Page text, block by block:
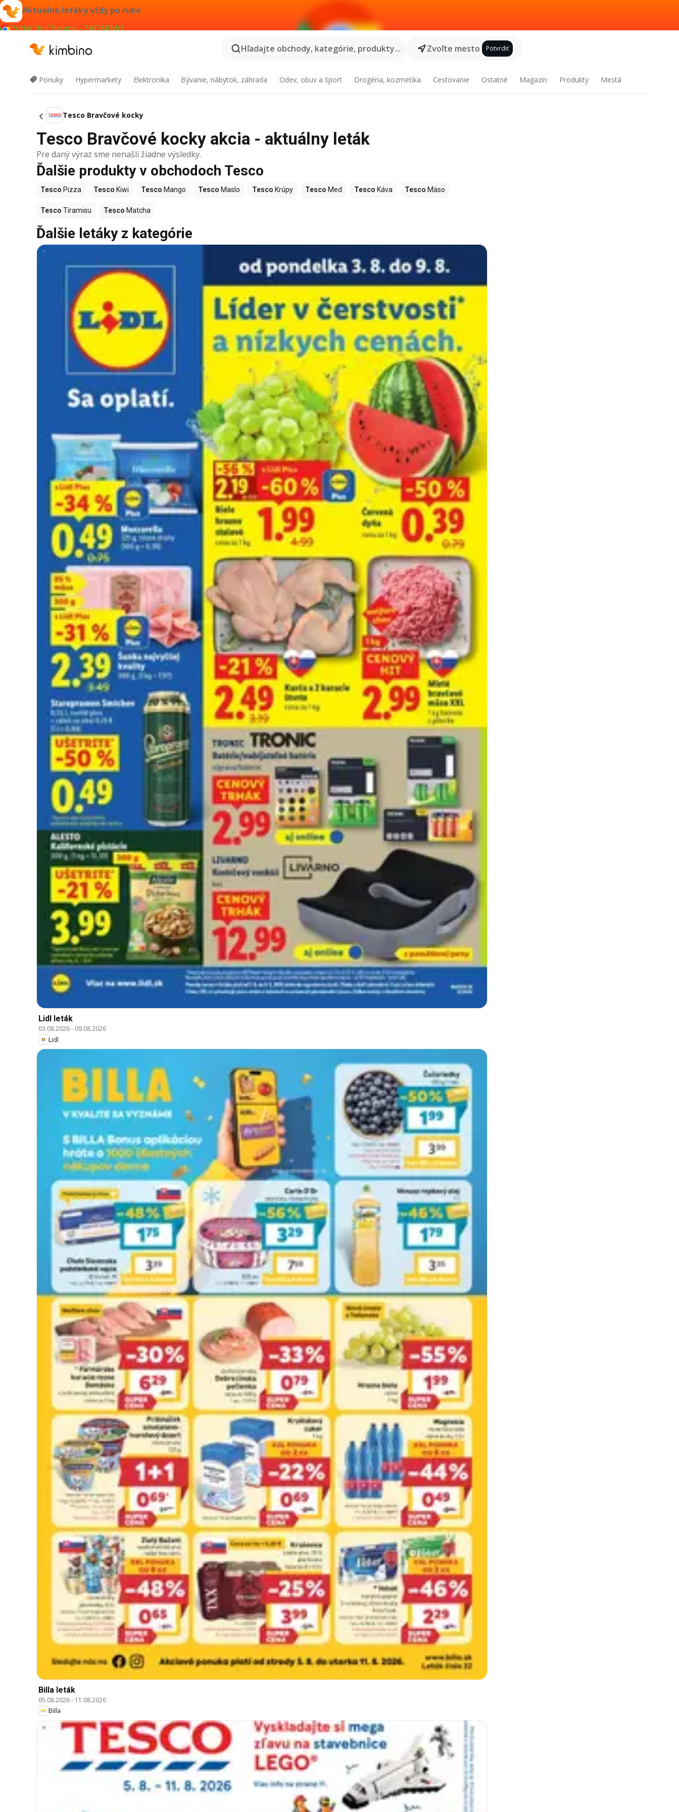
Aktuálne letáky vždy po ruke
Pridať do Chrome - ZADARMO
Hľadajte obchody, kategórie, produkty...
Zvoľte mesto Potvrdiť
Ponuky Hypermarkety Elektronika Bývanie, nábytok, záhrada Odev, obuv a šport Drogéria, kozmetika Cestovanie Ostatné Magazín Produkty Mestá
Tesco Bravčové kocky
Tesco Bravčové kocky akcia - aktuálny leták
Pre daný výraz sme nenašli žiadne výsledky.
Ďalšie produkty v obchodoch Tesco
Tesco Pizza Tesco Kiwi Tesco Mango Tesco Maslo Tesco Krúpy Tesco Med Tesco Káva Tesco Mäso
Tesco Tiramisu Tesco Matcha
Ďalšie letáky z kategórie
Lidl leták
03.08.2026- 09.08.2026
Lidl
Billa leták
05.08.2026- 11.08.2026
Billa